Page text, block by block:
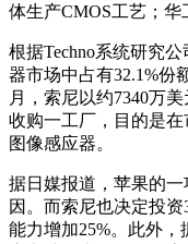
体生产CMOS工艺；华
根据Techno系统研究
器市场中占有32.1%份
月，索尼以约7340万
收购一工厂，目的是
图像感应器。
据日媒报道，苹果的
因。而索尼也决定投
能力增加25%。此外，